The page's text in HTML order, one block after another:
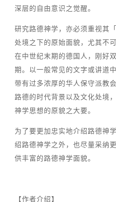
深层的自由意识之觉醒。
研究路德神学，亦必须重视其
处境之下的原始面貌，尤其不
在中世纪末期的德国人，刚好
期。以一般常见的文字或讲道
带有过多浓厚的华人保守派教
路德的时代背景以及文化处境
神学思想的原貌之大要。
为了要更加忠实地介绍路德神
绍路德神学之外，也尽量采纳
供丰富的路德神学面貌。
【作者介绍】